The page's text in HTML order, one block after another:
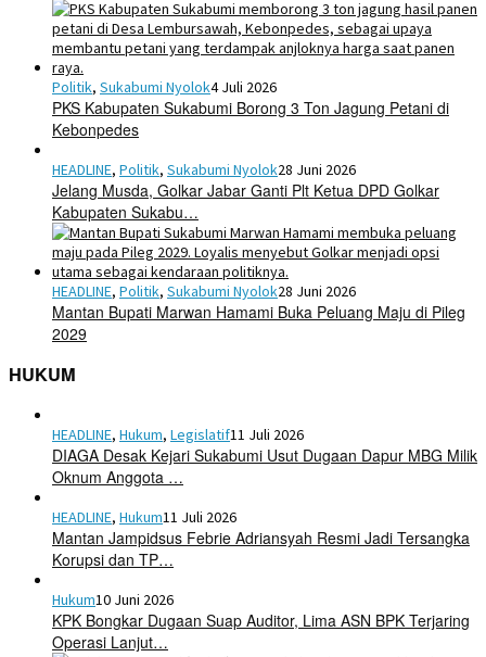
Politik, Sukabumi Nyolok4 Juli 2026
PKS Kabupaten Sukabumi Borong 3 Ton Jagung Petani di
Kebonpedes
HEADLINE, Politik, Sukabumi Nyolok28 Juni 2026
Jelang Musda, Golkar Jabar Ganti Plt Ketua DPD Golkar
Kabupaten Sukabu…
HEADLINE, Politik, Sukabumi Nyolok28 Juni 2026
Mantan Bupati Marwan Hamami Buka Peluang Maju di Pileg
2029
HUKUM
HEADLINE, Hukum, Legislatif11 Juli 2026
DIAGA Desak Kejari Sukabumi Usut Dugaan Dapur MBG Milik
Oknum Anggota …
HEADLINE, Hukum11 Juli 2026
Mantan Jampidsus Febrie Adriansyah Resmi Jadi Tersangka
Korupsi dan TP…
Hukum10 Juni 2026
KPK Bongkar Dugaan Suap Auditor, Lima ASN BPK Terjaring
Operasi Lanjut…